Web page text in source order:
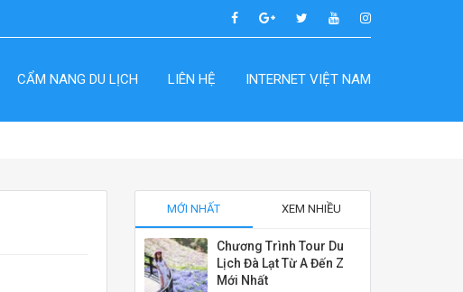
CẨM NANG DU LỊCH LIÊN HỆ INTERNET VIỆT NAM
MỚI NHẤT XEM NHIỀU
Chương Trình Tour Du
Lịch Đà Lạt Từ A Đến Z
Mới Nhất